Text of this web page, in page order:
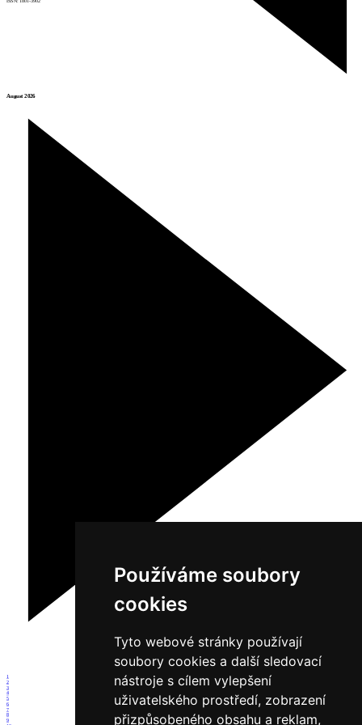
Používáme soubory
cookies
Tyto webové stránky používají
soubory cookies a další sledovací
nástroje s cílem vylepšení
uživatelského prostředí, zobrazení
přizpůsobeného obsahu a reklam,
August 2026
1
2
3
4
5
6
7
8
9